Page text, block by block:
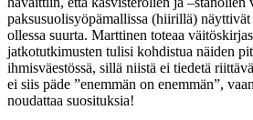
paksusuolisyöpämallissa (hiirillä)
ollessa suurta. Marttinen toteaa
jatkotutkimusten tulisi kohdistua näiden
ihmisväestössä, sillä niistä ei tiedetä
ei siis päde ”enemmän on enemmän”,
noudattaa suosituksia!